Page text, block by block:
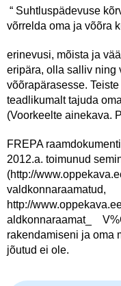
“ Suhtluspädevuse
võrrelda oma ja võõra
erinevusi, mõista ja
eripära, olla salliv ning
võõrapärasesse.
teadlikumalt tajuda
(Voorkeelte ainekava.
FREPA
2012.a. toimunud
(http://
valdkonnaraamatud,
http://
aldkonnaraamat_
rakendamiseni ja oma
jõutud ei ole.